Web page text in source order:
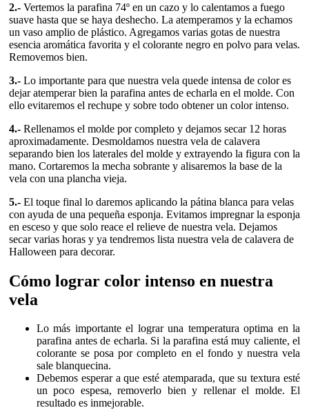
2.- Vertemos la parafina 74º en un cazo y lo calentamos a fuego
suave hasta que se haya deshecho. La atemperamos y la echamos
un vaso amplio de plástico. Agregamos varias gotas de nuestra
esencia aromática favorita y el colorante negro en polvo para velas.
Removemos bien.
3.- Lo importante para que nuestra vela quede intensa de color es
dejar atemperar bien la parafina antes de echarla en el molde. Con
ello evitaremos el rechupe y sobre todo obtener un color intenso.
4.- Rellenamos el molde por completo y dejamos secar 12 horas
aproximadamente. Desmoldamos nuestra vela de calavera
separando bien los laterales del molde y extrayendo la figura con la
mano. Cortaremos la mecha sobrante y alisaremos la base de la
vela con una plancha vieja.
5.- El toque final lo daremos aplicando la pátina blanca para velas
con ayuda de una pequeña esponja. Evitamos impregnar la esponja
en esceso y que solo reace el relieve de nuestra vela. Dejamos
secar varias horas y ya tendremos lista nuestra vela de calavera de
Halloween para decorar.
Cómo lograr color intenso en nuestra
vela
Lo más importante el lograr una temperatura optima en la
parafina antes de echarla. Si la parafina está muy caliente, el
colorante se posa por completo en el fondo y nuestra vela
sale blanquecina.
Debemos esperar a que esté atemparada, que su textura esté
un poco espesa, removerlo bien y rellenar el molde. El
resultado es inmejorable.